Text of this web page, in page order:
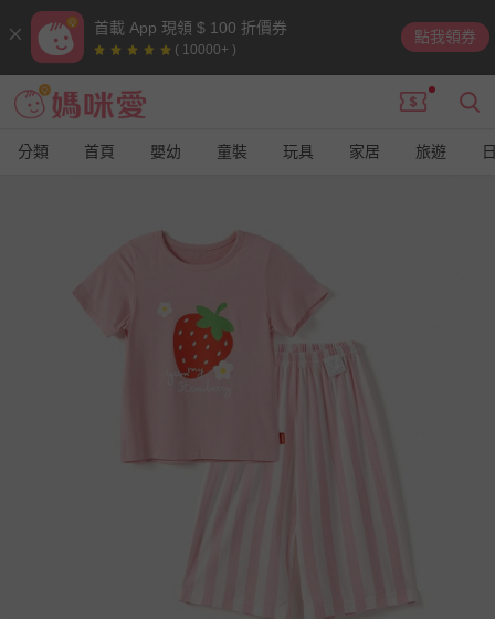
首載 App 現領 $ 100 折價券
( 10000+ )
點我領券
分類 首頁 嬰幼 童裝 玩具 家居 旅遊